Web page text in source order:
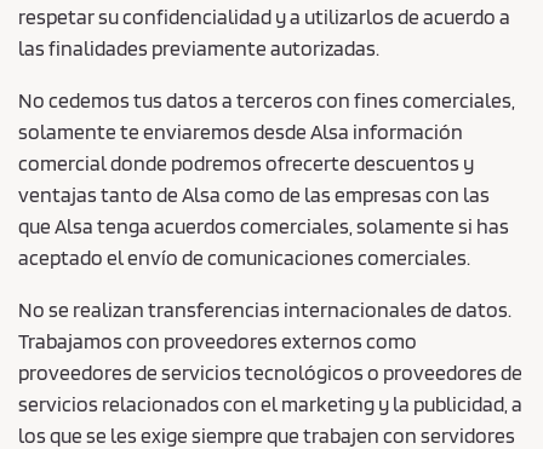
respetar su confidencialidad y a utilizarlos de acuerdo a
las finalidades previamente autorizadas.
No cedemos tus datos a terceros con fines comerciales,
solamente te enviaremos desde Alsa información
comercial donde podremos ofrecerte descuentos y
ventajas tanto de Alsa como de las empresas con las
que Alsa tenga acuerdos comerciales, solamente si has
aceptado el envío de comunicaciones comerciales.
No se realizan transferencias internacionales de datos.
Trabajamos con proveedores externos como
proveedores de servicios tecnológicos o proveedores de
servicios relacionados con el marketing y la publicidad, a
los que se les exige siempre que trabajen con servidores